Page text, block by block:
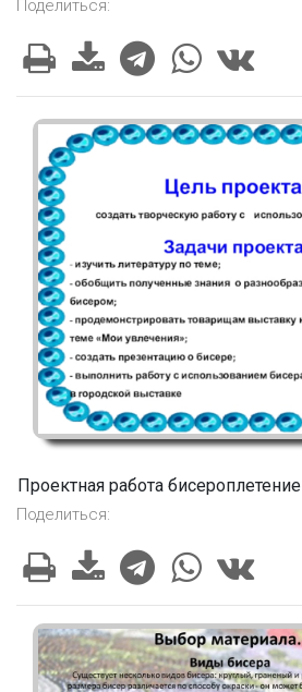
Поделиться:
Проектная работа бисероплетение
Поделиться: